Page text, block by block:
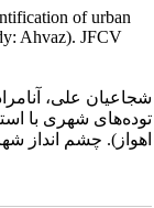
of urban
Ahvaz). JFCV
شجاعیان علی،
توده‌‌های شهری با
اهواز). چشم انداز شهرهای